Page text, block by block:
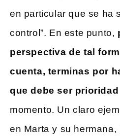
en particular que se ha
control”. En este punto,
perspectiva de tal
cuenta, terminas por
que debe ser prioridad
momento. Un claro
en Marta y su hermana,